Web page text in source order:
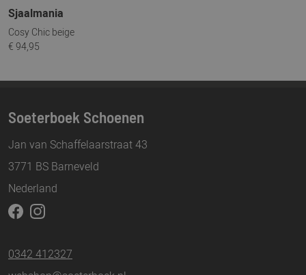
Sjaalmania
Cosy Chic beige
€ 94,95
Soeterboek Schoenen
Jan van Schaffelaarstraat 43
3771 BS Barneveld
Nederland
0342 412327